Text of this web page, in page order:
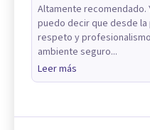
Altamente recomendado.
puedo decir que desde
respeto y
ambiente seguro...
Leer más